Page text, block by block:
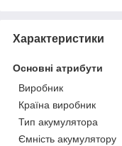
Характеристики
Основні атрибути
Виробник
Країна виробник
Тип акумулятора
Ємність акумулятору